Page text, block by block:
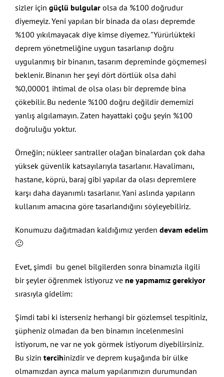
sizler için güçlü bulgularolsa da %100 doğrudur
diyemeyiz. Yeni yapılan bir binada da olası depremde
%100 yıkılmayacak diye kimse diyemez. "Yürürlükteki
deprem yönetmeliğine uygun tasarlanıp doğru
uygulanmış bir binanın, tasarım depreminde göçmemesi
beklenir. Binanın her şeyi dört dörtlük olsa dahi
%0,00001 ihtimal de olsa olası bir depremde bina
çökebilir. Bu nedenle %100 doğru değildir dememizi
yanlış algılamayın. Zaten hayattaki çoğu şeyin %100
doğruluğu yoktur.
Örneğin; nükleer santraller olağan binalardan çok daha
yüksek güvenlik katsayılarıyla tasarlanır. Havalimanı,
hastane, köprü, baraj gibi yapılar da olası depremlere
karşı daha dayanımlı tasarlanır. Yani aslında yapıların
kullanım amacına göre tasarlandığını söyleyebiliriz.
Konumuzu dağıtmadan kaldığımız yerden devam edelim
🙂
Evet, şimdi bu genel bilgilerden sonra binamızla ilgili
bir şeyler öğrenmek istiyoruz ve ne yapmamız gerekiyor
sırasıyla gidelim:
Şimdi tabi ki isterseniz herhangi bir gözlemsel tespitiniz,
şüpheniz olmadan da ben binamın incelenmesini
istiyorum, ne var ne yok görmek istiyorum diyebilirsiniz.
Bu sizin tercihinizdir ve deprem kuşağında bir ülke
olmamızdan ayrıca malum yapılarımızın durumundan